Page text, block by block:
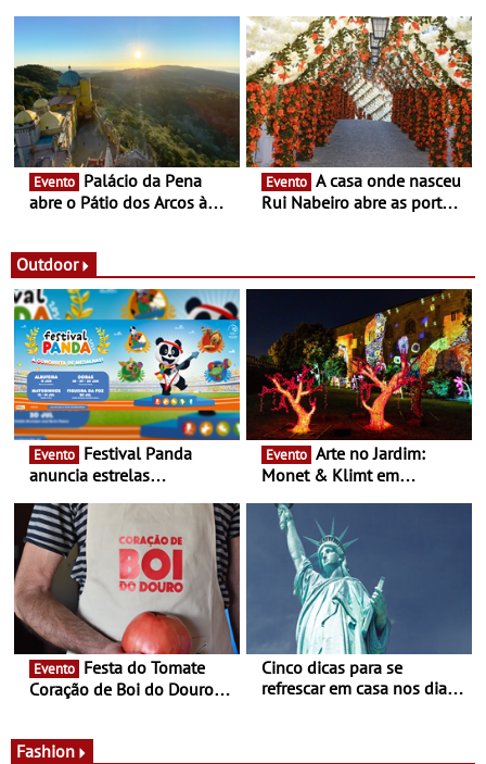
Queiroz Ribeiro - Um novo
conceito gastronómico
itinerante que percorre
Portugal
enquanto “Territórios sem
Fronteira”
Evento
abre o Pátio dos Arcos à
Evento
Rui Nabeiro abre as portas
16 de agosto
Outdoor
Evento
anuncia estrelas
- Entre Junho e Julho pelo
país
Evento
Monet & Klimt em
ao final de Setembro -
Experiência luminosa no
jardim do Museu de
Alberto Sampaio
Evento
Coração de Boi do Douro -
Cinco dicas para se
refrescar em casa nos dias
Fashion